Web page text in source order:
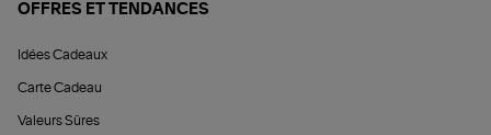
OFFRES ET TENDANCES
Idées Cadeaux
Carte Cadeau
Valeurs Sûres